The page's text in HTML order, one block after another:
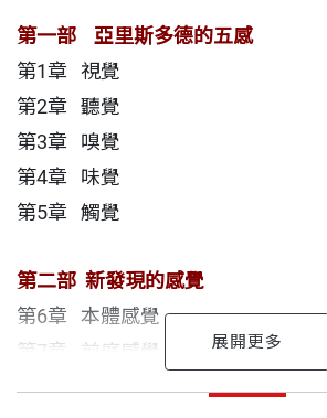
揭示了「使我們成為人類的種種能
32種感官知識都是非常實用的，可
育兒、人際關係、決策判斷、文化
健康、更機敏、更快樂、更富足，
第一部 亞里斯多德的五感
第1章 視覺
第2章 聽覺
第3章 嗅覺
第4章 味覺
第5章 觸覺
第二部 新發現的感覺
第6章 本體感覺
第7章 前庭感覺
第8章 內感受